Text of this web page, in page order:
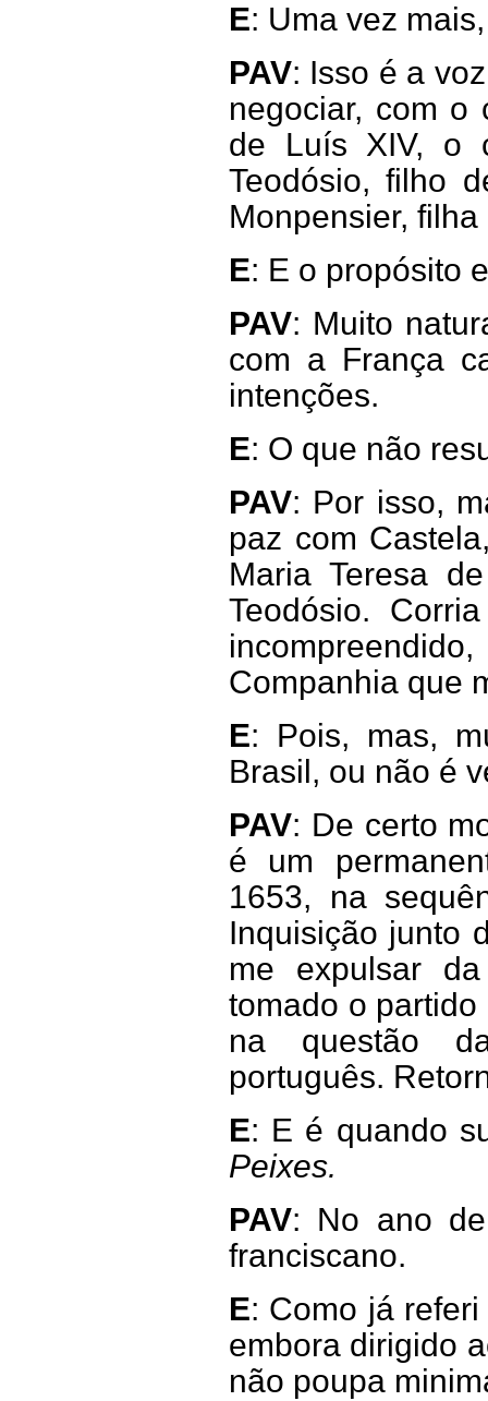
E: Uma vez
PAV: Isso é a
negociar, com o
de Luís XIV, o
Teodósio, filho
Monpensier,
E: E o propósito
PAV: Muito
com a França
intenções.
E: O que não
PAV: Por isso,
paz com
Maria Teresa
Teodósio.
Companhia que
E: Pois, mas,
Brasil, ou não é
PAV: De certo
é um
1653, na
Inquisição junto
me expulsar
tomado o
na questão
português.
E: E é quando
Peixes.
PAV: No ano
franciscano.
E: Como já
embora dirigido
não poupa